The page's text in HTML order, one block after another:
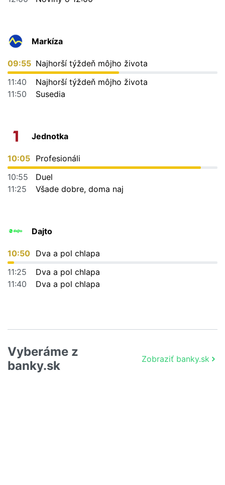
Markíza
09:55 Najhorší týždeň môjho života
11:40
Najhorší týždeň môjho života
11:50
Susedia
Jednotka
10:05 Profesionáli
10:55
Duel
11:25
Všade dobre, doma naj
Dajto
10:50 Dva a pol chlapa
11:25
Dva a pol chlapa
11:40
Dva a pol chlapa
Vyberáme z
banky.sk
Zobraziť banky.sk